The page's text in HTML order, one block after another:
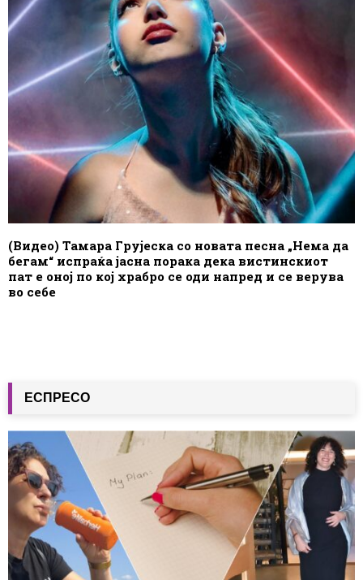
(Видео) Тамара Грујеска со новата песна „Нема да
бегам“ испраќа јасна порака дека вистинскиот
пат е оној по кој храбро се оди напред и се верува
во себе
ЕСПРЕСО